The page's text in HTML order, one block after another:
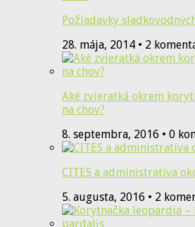
Požiadavky
28. mája, 2014 • 2
Aké zvieratká okrem
na chov?
8. septembra, 2016 • 0
CITES a administratíva
5. augusta, 2016 • 2